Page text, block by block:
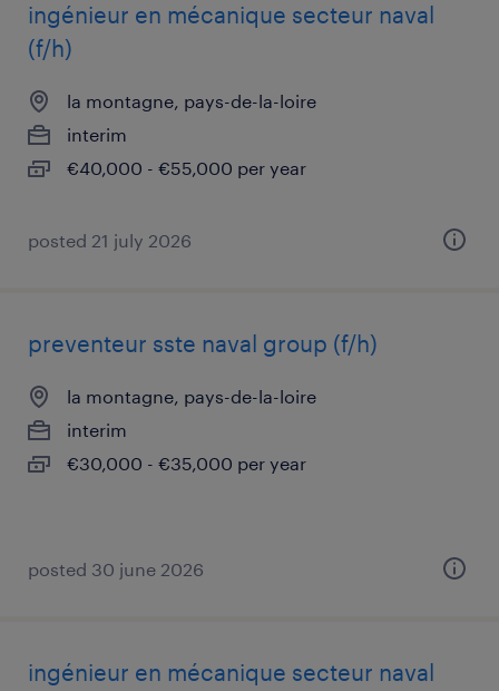
ingénieur en mécanique secteur naval
(f/h)
la montagne, pays-de-la-loire
interim
€40,000 - €55,000 per year
posted 21 july 2026
preventeur sste naval group (f/h)
la montagne, pays-de-la-loire
interim
€30,000 - €35,000 per year
posted 30 june 2026
ingénieur en mécanique secteur naval